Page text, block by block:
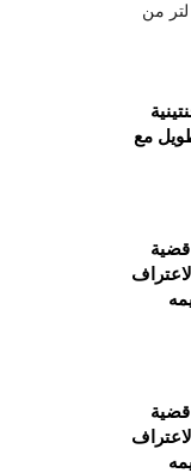
تفكيك مصنع تقليدي للماحيا بتزنيت وحجز نحو 700 لتر من
مع
قضية
قضية